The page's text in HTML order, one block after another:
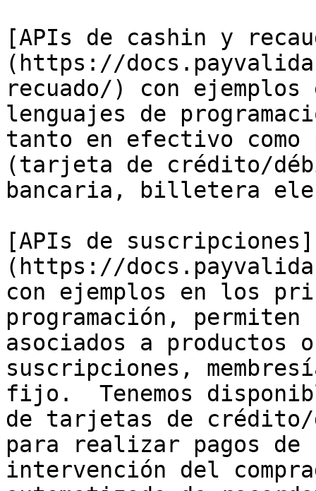
[APIs de cashin y
(https://
recuado/) con
lenguajes de
tanto en efectivo
(tarjeta de crédito/
bancaria, billetera
[APIs de suscripciones]
(https://
con ejemplos en los
programación,
asociados a productos
suscripciones,
fijo.  Tenemos
de tarjetas de crédito/
para realizar pagos de
intervención del